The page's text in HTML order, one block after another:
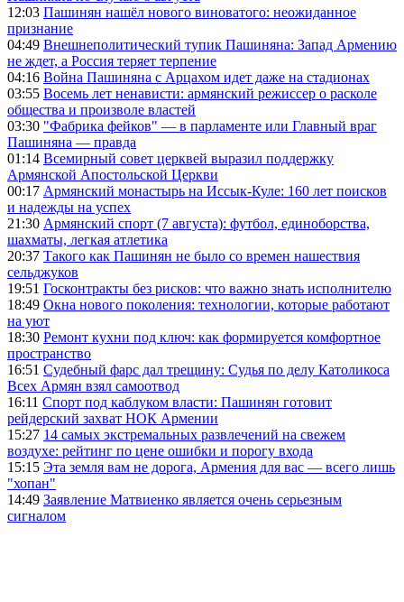
12:03 Пашинян нашёл нового виноватого: неожиданное
признание
04:49 Внешнеполитический тупик Пашиняна: Запад Армению
не ждет, а Россия теряет терпение
04:16 Война Пашиняна с Арцахом идет даже на стадионах
03:55 Восемь лет ненависти: армянский режиссер о расколе
общества и произволе властей
03:30 "Фабрика фейков" — в парламенте или Главный враг
Пашиняна — правда
01:14 Всемирный совет церквей выразил поддержку
Армянской Апостольской Церкви
00:17 Армянский монастырь на Иссык-Куле: 160 лет поисков
и надежды на успех
21:30 Армянский спорт (7 августа): футбол, единоборства,
шахматы, легкая атлетика
20:37 Такого как Пашинян не было со времен нашествия
сельджуков
19:51 Госконтракты без рисков: что важно знать исполнителю
18:49 Окна нового поколения: технологии, которые работают
на уют
18:30 Ремонт кухни под ключ: как формируется комфортное
пространство
16:51 Судебный фарс дал трещину: Судья по делу Католикоса
Всех Армян взял самоотвод
16:11 Спорт под каблуком власти: Пашинян готовит
рейдерский захват НОК Армении
15:27 14 самых экстремальных развлечений на свежем
воздухе: рейтинг по цене ошибки и порогу входа
15:15 Эта земля вам не дорога, Армения для вас — всего лишь
"хопан"
14:49 Заявление Матвиенко является очень серьезным
сигналом